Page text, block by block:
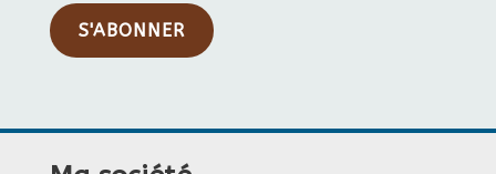
S'ABONNER